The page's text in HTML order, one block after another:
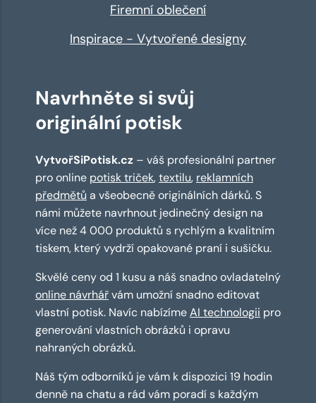
Firemní oblečení
Inspirace - Vytvořené designy
Navrhněte si svůj
originální potisk
VytvořSiPotisk.cz – váš profesionální partner
pro online potisk triček,textilu, reklamních
předmětů a všeobecně originálních dárků. S
námi můžete navrhnout jedinečný design na
více než 4 000 produktů s rychlým a kvalitním
tiskem, který vydrží opakované praní i sušičku.
Skvělé ceny od 1 kusu a náš snadno ovladatelný
online návrhářvám umožní snadno editovat
vlastní potisk. Navíc nabízímeAI technologii pro
generování vlastních obrázků i opravu
nahraných obrázků.
Náš tým odborníků je vám k dispozici 19 hodin
denně na chatu a rád vám poradí s každým